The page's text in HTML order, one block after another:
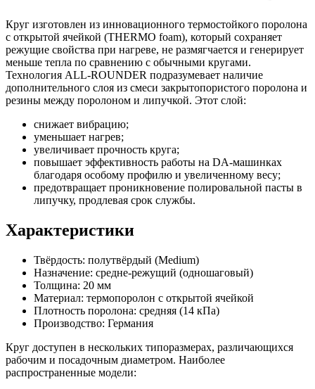
Круг изготовлен из инновационного термостойкого поролона
с открытой ячейкой (THERMO foam), который сохраняет
режущие свойства при нагреве, не размягчается и генерирует
меньше тепла по сравнению с обычными кругами.
Технология ALL-ROUNDER подразумевает наличие
дополнительного слоя из смеси закрытопористого поролона и
резины между поролоном и липучкой. Этот слой:
снижает вибрацию;
уменьшает нагрев;
увеличивает прочность круга;
повышает эффективность работы на DA-машинках
благодаря особому профилю и увеличенному весу;
предотвращает проникновение полировальной пасты в
липучку, продлевая срок службы.
Характеристики
Твёрдость: полутвёрдый (Medium)
Назначение: средне-режущий (одношаговый)
Толщина: 20 мм
Материал: термопоролон с открытой ячейкой
Плотность поролона: средняя (14 кПа)
Производство: Германия
Круг доступен в нескольких типоразмерах, различающихся
рабочим и посадочным диаметром. Наиболее
распространенные модели: